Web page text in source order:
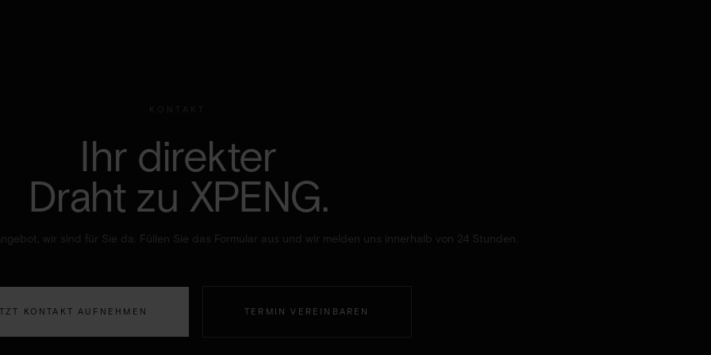
Ihr direkter
Draht zu XPENG.
wir sind für Sie da. Füllen Sie das Formular aus und wir melden uns innerhalb von 24 Stunden.
KONTAKT AUFNEHMEN TERMIN VEREINBAREN